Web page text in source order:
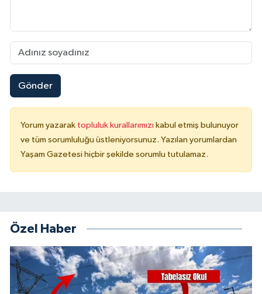
Gönder
Yorum yazarak topluluk kurallarımızı kabul etmiş bulunuyor
ve tüm sorumluluğu üstleniyorsunuz. Yazılan yorumlardan
Yaşam Gazetesi hiçbir şekilde sorumlu tutulamaz.
Özel Haber